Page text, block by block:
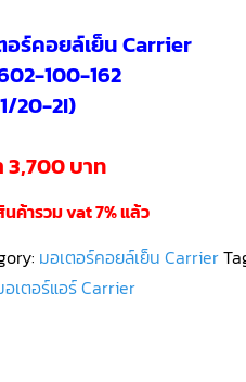
อร์คอยล์เย็น Carrier
100-162
20-2I)
3,700 บาท
นค้ารวม vat 7% แล้ว
มอเตอร์คอยล์เย็น Carrier
อเตอร์แอร์ Carrier